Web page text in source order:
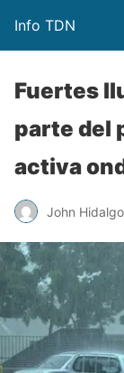
Info TDN
Fuertes
parte del
activa
John Hidalgo